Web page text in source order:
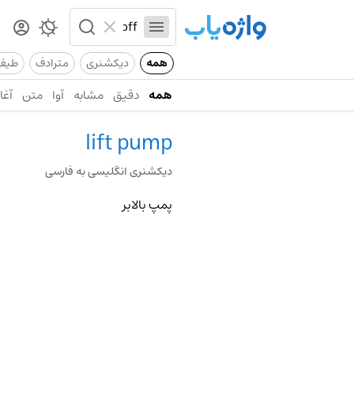
همه دیکشنری مترادف
همه دقیق مشابه آوا متن
lift pump
دیکشنری انگلیسی به فارسی
پمپ بالابر